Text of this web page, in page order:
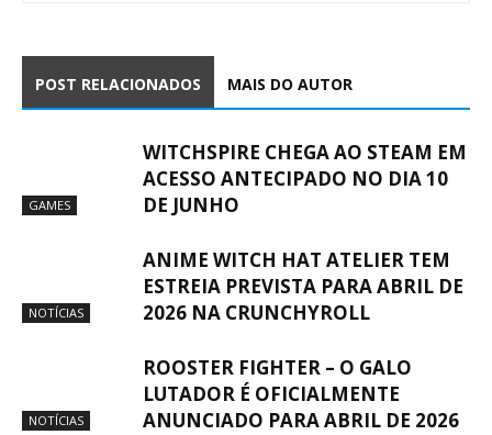
POST RELACIONADOS MAIS DO AUTOR
GAMES
WITCHSPIRE CHEGA AO STEAM EM
ACESSO ANTECIPADO NO DIA 10
DE JUNHO
NOTÍCIAS
ANIME WITCH HAT ATELIER TEM
ESTREIA PREVISTA PARA ABRIL DE
2026 NA CRUNCHYROLL
NOTÍCIAS
ROOSTER FIGHTER – O GALO
LUTADOR É OFICIALMENTE
ANUNCIADO PARA ABRIL DE 2026